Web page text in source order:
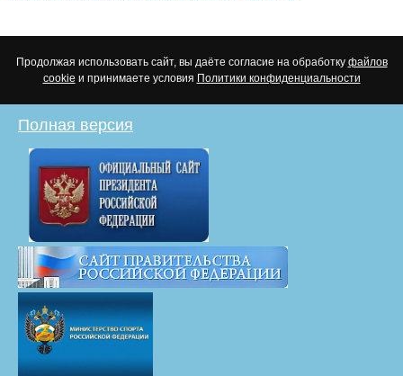
Продолжая использовать сайт, вы даёте согласие на обработку файлов
cookie и принимаете условия Политики конфиденциальности
Полная версия